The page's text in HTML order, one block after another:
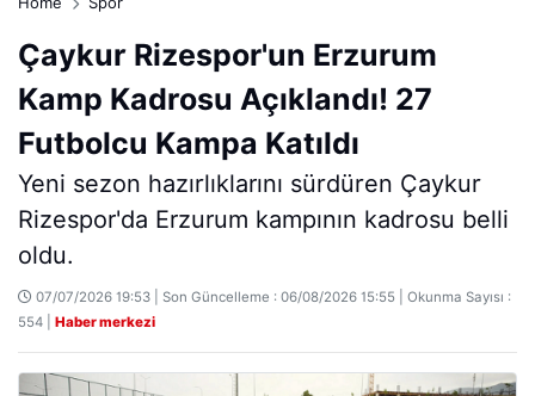
Çaykur Rizespor'un Erzurum
Kamp Kadrosu Açıklandı! 27
Futbolcu Kampa Katıldı
Yeni sezon hazırlıklarını sürdüren Çaykur
Rizespor'da Erzurum kampının kadrosu belli
oldu.
07/07/2026 19:53 | Son Güncelleme : 06/08/2026 15:55 | Okunma Sayısı :
554 | Haber merkezi